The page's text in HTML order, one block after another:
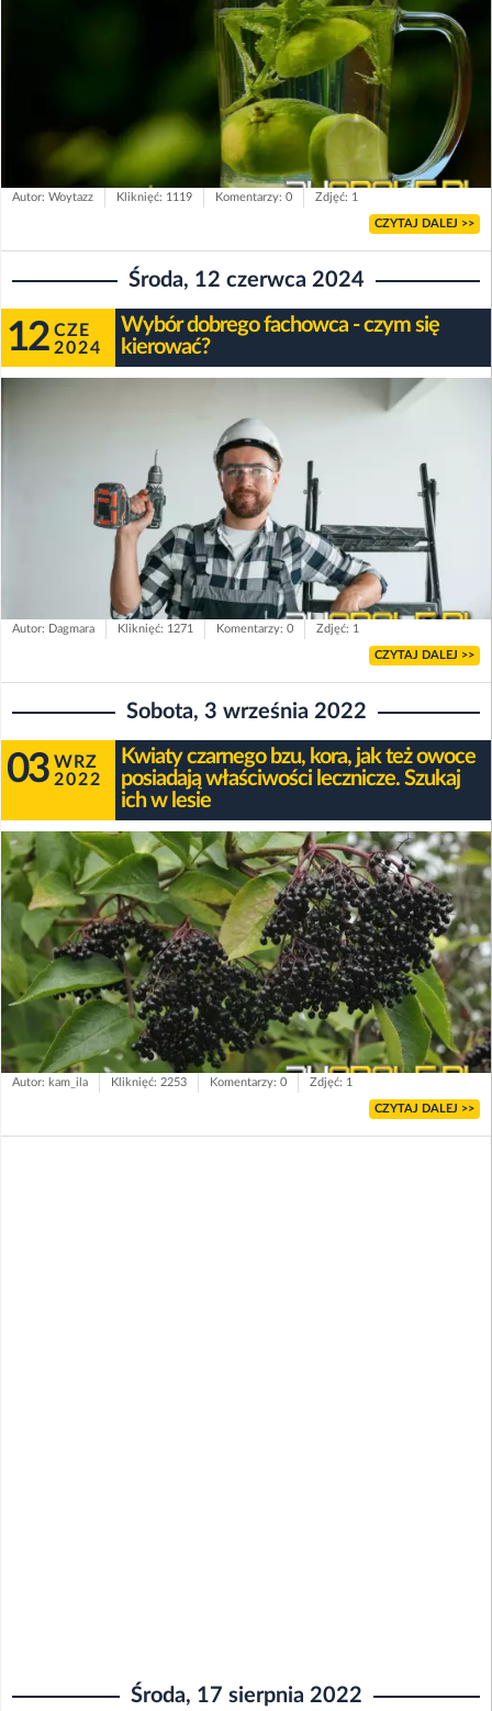
Autor: Woytazz Kliknięć: 1119 Komentarzy: 0 Zdjęć: 1
CZYTAJ DALEJ >>
Środa, 12 czerwca 2024
12 CZE
2024
Wybór dobrego fachowca - czym się
kierować?
Autor: Dagmara Kliknięć: 1271 Komentarzy: 0 Zdjęć: 1
CZYTAJ DALEJ >>
Sobota, 3 września 2022
03 WRZ
2022
Kwiaty czarnego bzu, kora, jak też owoce
posiadają właściwości lecznicze. Szukaj
ich w lesie
Autor: kam_ila Kliknięć: 2253 Komentarzy: 0 Zdjęć: 1
CZYTAJ DALEJ >>
Środa, 17 sierpnia 2022